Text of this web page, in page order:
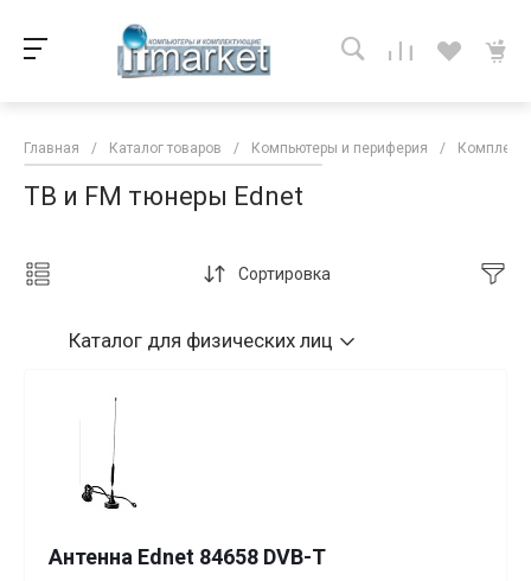
Главная / Каталог товаров / Компьютеры и периферия /
ТВ и FM тюнеры Ednet
Сортировка
Каталог для физических лиц
Антенна Ednet 84658 DVB-T